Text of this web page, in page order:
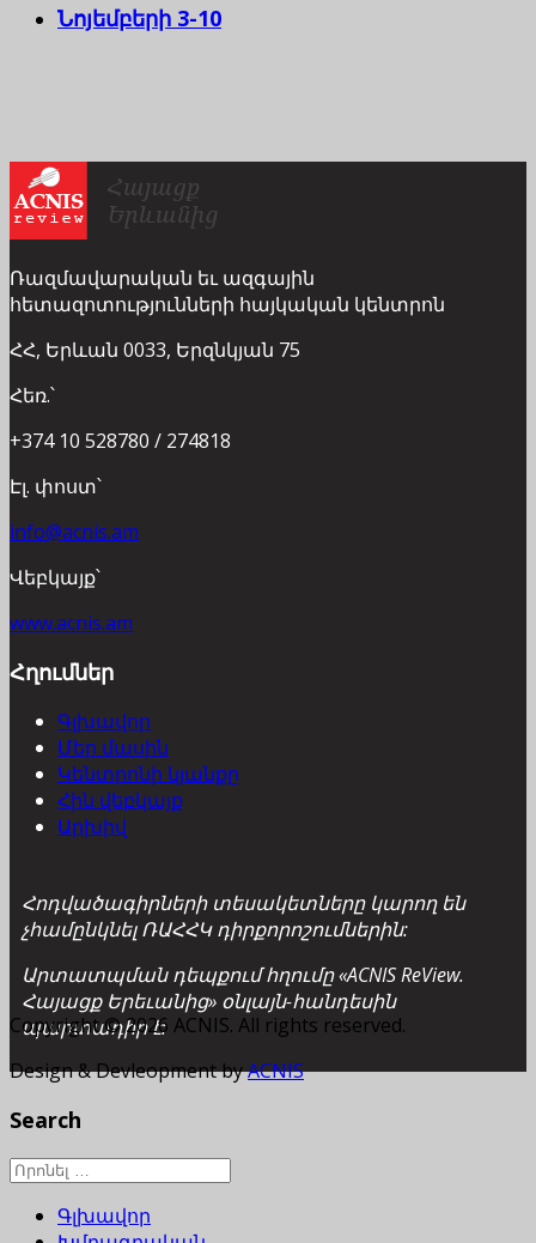
Նոյեմբերի 3-10
Ռազմավարական եւ ազգային
հետազոտությունների հայկական կենտրոն
ՀՀ, Երևան 0033, Երզնկյան 75
Հեռ.՝
+374 10 528780 / 274818
Էլ. փոստ՝
info@acnis.am
Վեբկայք՝
www.acnis.am
Հղումներ
Գլխավոր
Մեր մասին
Կենտրոնի կյանքը
Հին վեբկայք
Արխիվ
Հոդվածագիրների տեսակետները կարող են
չհամընկնել ՌԱՀՀԿ դիրքորոշումներին:
Արտատպման դեպքում հղումը «ACNIS ReView.
Հայացք Երեւանից» օնլայն-հանդեսին
պարտադիր է:
Copyright © 2026 ACNIS. All rights reserved.
Design & Devleopment byACNIS
Search
Գլխավոր